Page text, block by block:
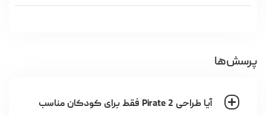
پرسش‌ها
آیا طراحی Pirate 2 فقط برای کودکان مناسب